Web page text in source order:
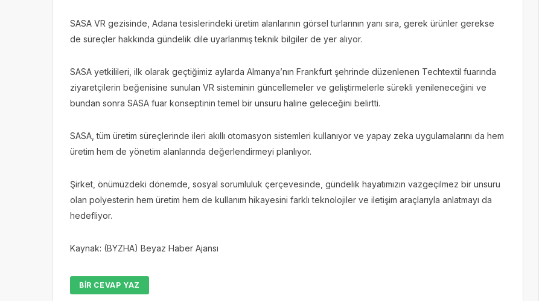
SASA VR gezisinde, Adana tesislerindeki üretim alanlarının görsel turlarının yanı sıra, gerek ürünler gerekse
de süreçler hakkında gündelik dile uyarlanmış teknik bilgiler de yer alıyor.
SASA yetkilileri, ilk olarak geçtiğimiz aylarda Almanya’nın Frankfurt şehrinde düzenlenen Techtextil fuarında
ziyaretçilerin beğenisine sunulan VR sisteminin güncellemeler ve geliştirmelerle sürekli yenileneceğini ve
bundan sonra SASA fuar konseptinin temel bir unsuru haline geleceğini belirtti.
SASA, tüm üretim süreçlerinde ileri akıllı otomasyon sistemleri kullanıyor ve yapay zeka uygulamalarını da hem
üretim hem de yönetim alanlarında değerlendirmeyi planlıyor.
Şirket, önümüzdeki dönemde, sosyal sorumluluk çerçevesinde, gündelik hayatımızın vazgeçilmez bir unsuru
olan polyesterin hem üretim hem de kullanım hikayesini farklı teknolojiler ve iletişim araçlarıyla anlatmayı da
hedefliyor.
Kaynak: (BYZHA) Beyaz Haber Ajansı
BIR CEVAP YAZ